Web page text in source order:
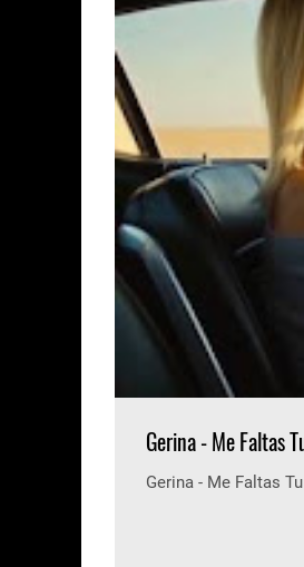
Gerina - Me Faltas
Gerina - Me Faltas